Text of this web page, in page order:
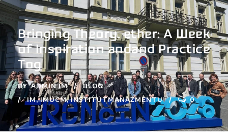
Bringing Theory. ether: A Week
of Inspiration andand Practice
Tog
BY ADMIN IM
BLOG
IM, IMUCM, INŠTITÚTMANAŽMENTU 0